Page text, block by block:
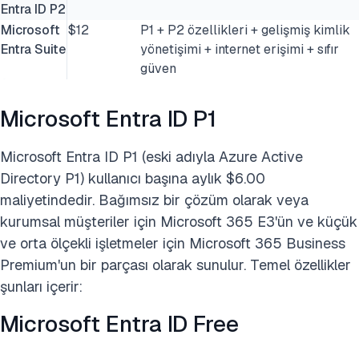
Entra ID P2
Microsoft
Entra Suite
$12
P1 + P2 özellikleri + gelişmiş kimlik
yönetişimi + internet erişimi + sıfır
güven
Microsoft Entra ID P1
Microsoft Entra ID P1 (eski adıyla Azure Active
Directory P1) kullanıcı başına aylık $6.00
maliyetindedir. Bağımsız bir çözüm olarak veya
kurumsal müşteriler için Microsoft 365 E3'ün ve küçük
ve orta ölçekli işletmeler için Microsoft 365 Business
Premium'un bir parçası olarak sunulur. Temel özellikler
şunları içerir:
Microsoft Entra ID Free